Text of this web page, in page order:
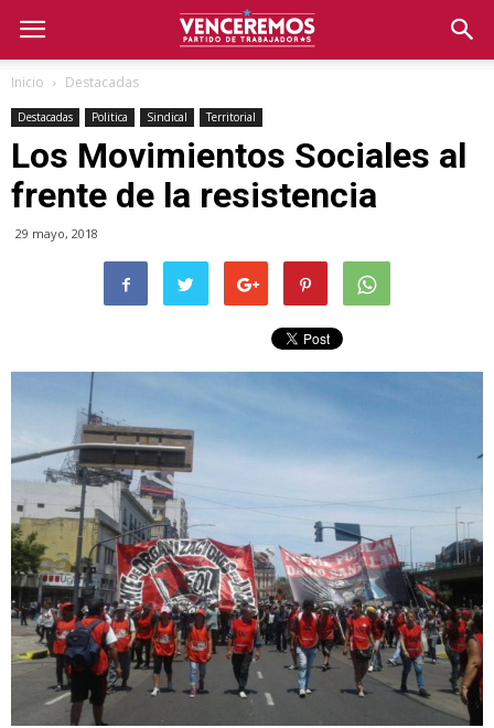
Inicio Destacadas
Destacadas Politica Sindical Territorial
Los Movimientos Sociales al
frente de la resistencia
29 mayo, 2018